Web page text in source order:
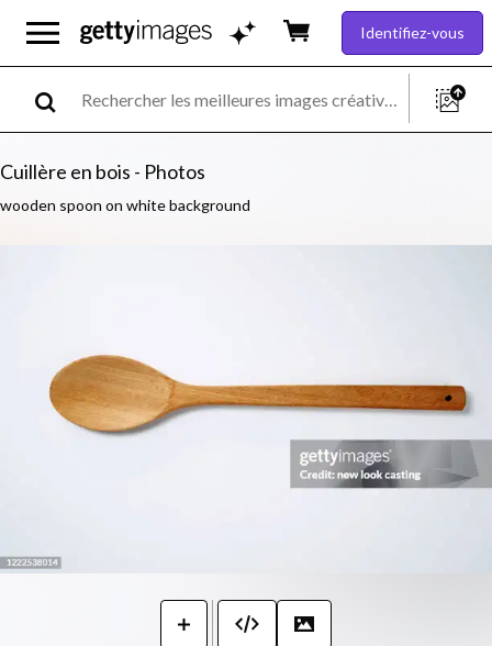
Identifiez-vous
Cuillère en bois - Photos
wooden spoon on white background